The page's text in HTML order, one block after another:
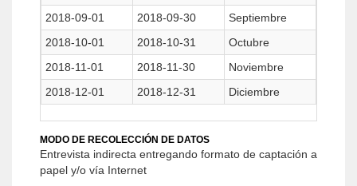
2018-09-01
2018-09-30
Septiembre
2018-10-01
2018-10-31
Octubre
2018-11-01
2018-11-30
Noviembre
2018-12-01
2018-12-31 Diciembre
MODO DE RECOLECCIÓN DE DATOS
Entrevista indirecta entregando formato de captación a
papel y/o vía Internet